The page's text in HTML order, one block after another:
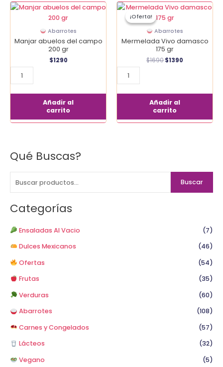
Qué Buscas?
B
c
a
p
:
Buscar
Categorías
Ensaladas Al Vacio
(7)
Dulces Mexicanos
(46)
Ofertas
(54)
Frutas
(35)
Verduras
(60)
Abarrotes
(108)
Carnes y Congelados
(57)
Lácteos
(32)
Vegano
(5)
Abarrotes
Manjar abuelos del campo
200 gr
$1290
Manjar
campo
cantidad
Añadir al
carrito
¡Oferta!
¡Oferta!
Abarrotes
Mermelada Vivo damasco
175 gr
$1690
El
precio
original
$1690.
$1390
El
precio
Mermelada
Vivo
damasco
175
cantidad
Añadir al
carrito